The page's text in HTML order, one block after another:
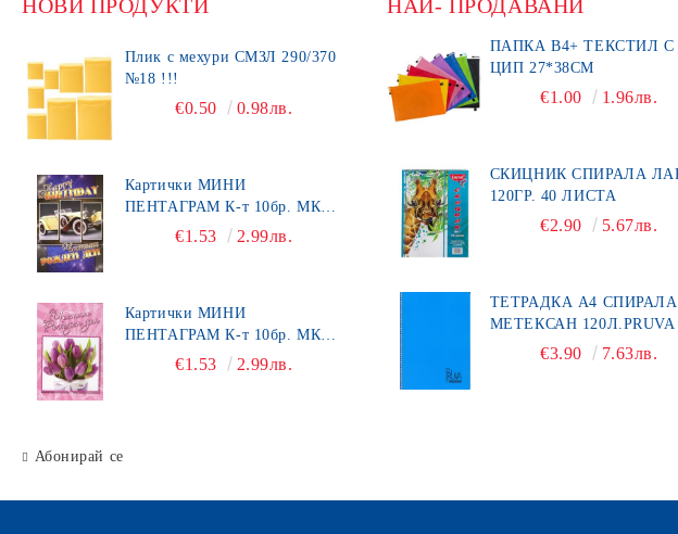
НОВИ ПРОДУКТИ
Плик с мехури СМЗЛ 290/370
№18 !!!
€0.50 0.98лв.
Картички МИНИ
ПЕНТАГРАМ К-т 10бр. МК
€1.53 2.99лв.
Картички МИНИ
ПЕНТАГРАМ К-т 10бр. МК
€1.53 2.99лв.
Абонирай се
НАЙ- ПРОДАВАНИ
ПАПКА В4+ ТЕКСТИЛ С
ЦИП 27*38СМ
€1.00 1.96лв.
СКИЦНИК СПИРАЛА ЛАРЕД
120ГР. 40 ЛИСТА
€2.90 5.67лв.
ТЕТРАДКА А4 СПИРАЛА
€3.90 7.63лв.